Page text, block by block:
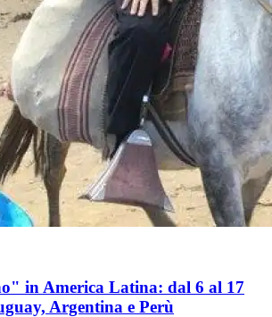
in America Latina: dal 6 al 17
Argentina e Perù